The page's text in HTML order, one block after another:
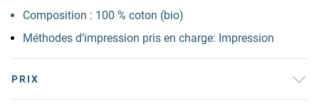
Composition : 100 % coton (bio)
Méthodes d’impression pris en charge: Impression
PRIX